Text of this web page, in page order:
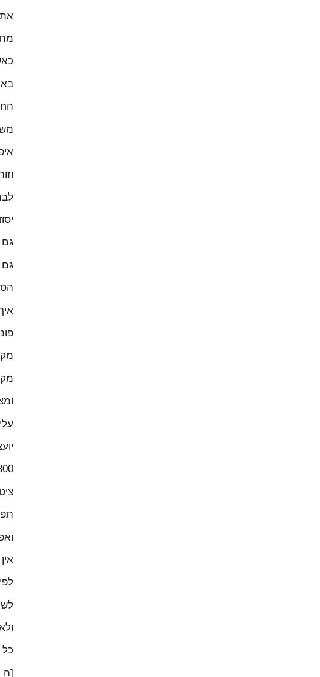
גם
גם
כל
[ה